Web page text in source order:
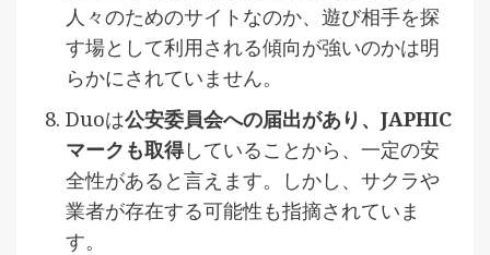
人々のためのサイトなのか、遊び相手を探
す場として利用される傾向が強いのかは明
らかにされていません。
Duoは公安委員会への届出があり、JAPHIC
マークも取得していることから、一定の安
全性があると言えます。しかし、サクラや
業者が存在する可能性も指摘されていま
す。